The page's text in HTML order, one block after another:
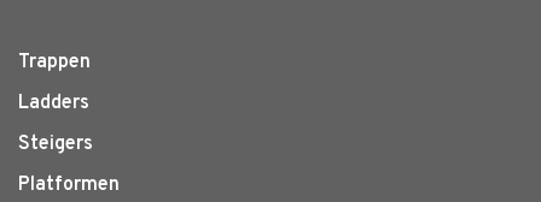
Trappen
Ladders
Steigers
Platformen